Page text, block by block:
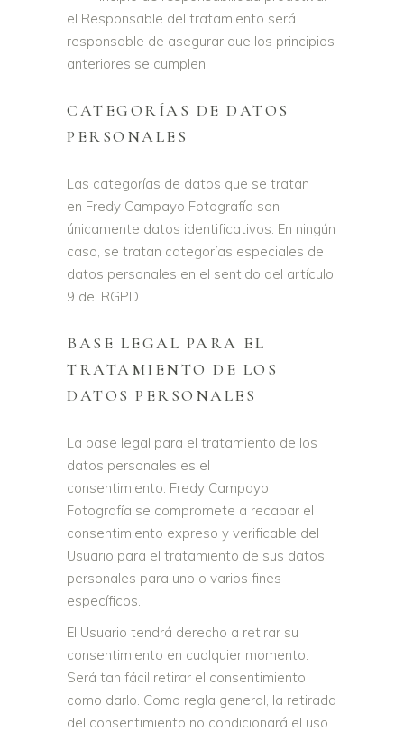
el Responsable del tratamiento será
responsable de asegurar que los principios
anteriores se cumplen.
CATEGORÍAS DE DATOS
PERSONALES
Las categorías de datos que se tratan
en Fredy Campayo Fotografía son
únicamente datos identificativos. En ningún
caso, se tratan categorías especiales de
datos personales en el sentido del artículo
9 del RGPD.
BASE LEGAL PARA EL
TRATAMIENTO DE LOS
DATOS PERSONALES
La base legal para el tratamiento de los
datos personales es el
consentimiento. Fredy Campayo
Fotografía se compromete a recabar el
consentimiento expreso y verificable del
Usuario para el tratamiento de sus datos
personales para uno o varios fines
específicos.
El Usuario tendrá derecho a retirar su
consentimiento en cualquier momento.
Será tan fácil retirar el consentimiento
como darlo. Como regla general, la retirada
del consentimiento no condicionará el uso